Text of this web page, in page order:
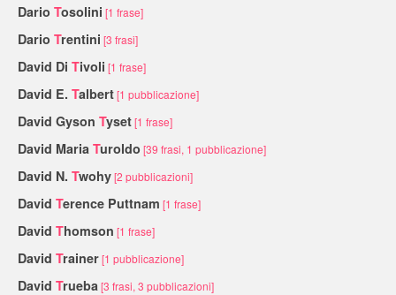
Dario Tosolini [1 frase]
Dario Trentini [3 frasi]
David Di Tivoli [1 frase]
David E. Talbert[1 pubblicazione]
David Gyson Tyset[1 frase]
David Maria Turoldo [39 frasi, 1 pubblicazione]
David N. Twohy[2 pubblicazioni]
David Terence Puttnam [1 frase]
David Thomson [1 frase]
David Trainer[1 pubblicazione]
David Trueba [3 frasi, 3 pubblicazioni]